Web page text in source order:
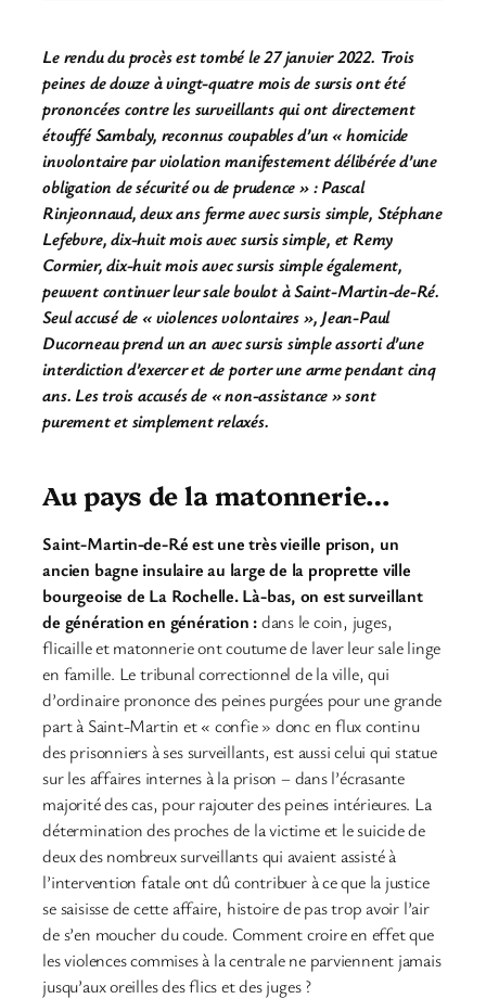
Le rendu du procès est tombé le 27 janvier 2022. Trois
peines de douze à vingt-quatre mois de sursis ont été
prononcées contre les surveillants qui ont directement
étouffé Sambaly, reconnus coupables d’un « homicide
involontaire par violation manifestement délibérée d’une
obligation de sécurité ou de prudence » : Pascal
Rinjeonnaud, deux ans ferme avec sursis simple, Stéphane
Lefebvre,dix-huit mois avec sursis simple, et Remy
Cormier, dix-huit mois avec sursis simple également,
peuvent continuer leur sale boulot à Saint-Martin-de-Ré.
Seul accusé de « violences volontaires », Jean-Paul
Ducorneau prend un an avec sursis simple assorti d’une
interdiction d’exercer et de porter une arme pendant cinq
ans. Les trois accusés de « non-assistance » sont
purement et simplement relaxés.
Au pays de la matonnerie…
Saint-Martin-de-Ré est une très vieille prison, un
ancien bagne insulaire au large de la proprette ville
bourgeoise de La Rochelle. Là-bas, on est surveillant
de génération en génération :dans le coin, juges,
flicaille et matonnerie ont coutume de laver leur sale linge
en famille. Le tribunal correctionnel de la ville, qui
d’ordinaire prononce des peines purgées pour une grande
part à Saint-Martin et « confie » donc en flux continu
des prisonniers à ses surveillants, est aussi celui qui statue
sur les affaires internes à la prison – dans l’écrasante
majorité des cas, pour rajouter des peines intérieures. La
détermination des proches de la victime et le suicide de
deux des nombreux surveillants qui avaient assisté à
l’intervention fatale ont dû contribuer à ce que la justice
se saisisse de cette affaire, histoire de pas trop avoir l’air
de s’en moucher du coude. Comment croire en effet que
les violences commises à la centrale ne parviennent jamais
jusqu’aux oreilles des flics et des juges ?